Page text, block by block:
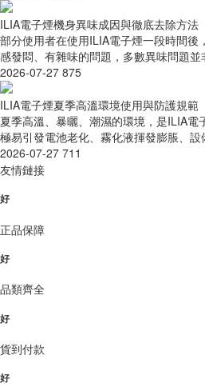
ILIA電子煙機身異味成因與徹底去除方法
部分使用者在使用ILIA電子煙一段時間後
感發悶、有雜味的問題，多數異味問題
2026-07-27 875
ILIA電子煙夏季高溫環境使用與防護規範
夏季高溫、暴曬、潮濕的環境，是ILIA電
極易引發電池老化、霧化液揮發膨脹、
2026-07-27 711
友情鏈接
好
正品保障
好
品類齊全
好
貨到付款
好